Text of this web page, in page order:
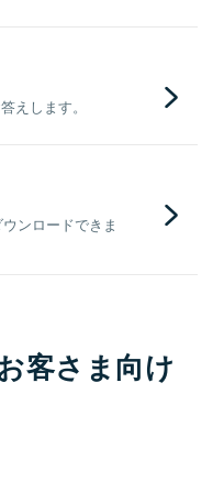
えします。
ンロードできま
客さま向け